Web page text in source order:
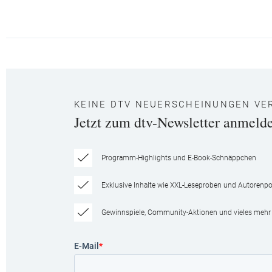
KEINE DTV NEUERSCHEINUNGEN
Jetzt zum dtv-Newsletter
Programm-Highlights und E-Book-Schnäppchen
Exklusive Inhalte wie XXL-Leseproben und
Gewinnspiele, Community-Aktionen und vieles mehr
E-Mail *